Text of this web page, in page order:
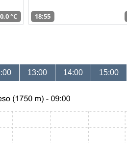
0,0 °C 18:55
13:00 14:00 15:00